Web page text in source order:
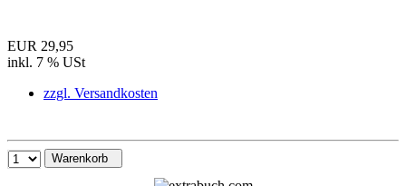
EUR 29,95
inkl. 7 % USt
zzgl. Versandkosten
Warenkorb